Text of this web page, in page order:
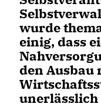
wurde
einig, dass
den Ausbau
unerlässlich